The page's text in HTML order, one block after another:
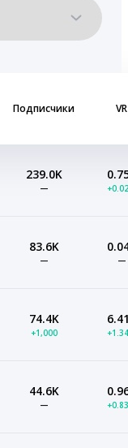
Подписчики VR
239.0K
—
83.6K
— —
74.4K
+1,000
44.6K
—